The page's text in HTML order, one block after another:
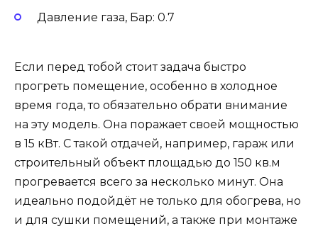
Давление газа, Бар: 0.7
Если перед тобой стоит задача быстро
прогреть помещение, особенно в холодное
время года, то обязательно обрати внимание
на эту модель. Она поражает своей мощностью
в 15 кВт. С такой отдачей, например, гараж или
строительный объект площадью до 150 кв.м
прогревается всего за несколько минут. Она
идеально подойдёт не только для обогрева, но
и для сушки помещений, а также при монтаже